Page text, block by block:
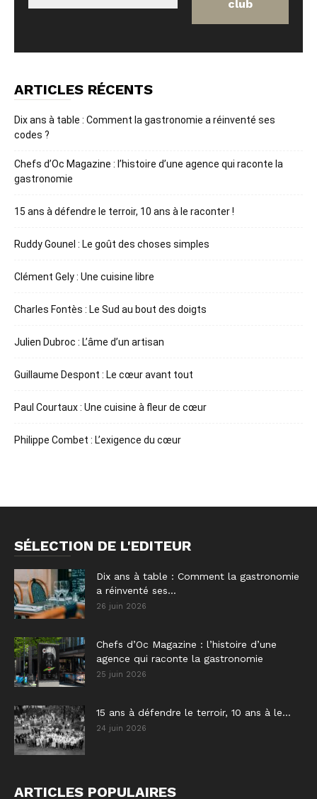
ARTICLES RÉCENTS
Dix ans à table : Comment la gastronomie a réinventé ses
codes ?
Chefs d’Oc Magazine : l’histoire d’une agence qui raconte la
gastronomie
15 ans à défendre le terroir, 10 ans à le raconter !
Ruddy Gounel : Le goût des choses simples
Clément Gely : Une cuisine libre
Charles Fontès : Le Sud au bout des doigts
Julien Dubroc : L’âme d’un artisan
Guillaume Despont : Le cœur avant tout
Paul Courtaux : Une cuisine à fleur de cœur
Philippe Combet : L’exigence du cœur
SÉLECTION DE L'EDITEUR
Dix ans à table : Comment la gastronomie
a réinventé ses...
26 juin 2026
Chefs d’Oc Magazine : l’histoire d’une
agence qui raconte la gastronomie
25 juin 2026
15 ans à défendre le terroir, 10 ans à le...
24 juin 2026
ARTICLES POPULAIRES